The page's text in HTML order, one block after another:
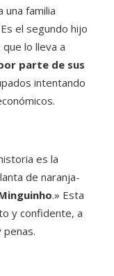
familia
el segundo hijo
lo lleva a
parte de sus
intentando
es la
de naranja-
.» Esta
y confidente, a